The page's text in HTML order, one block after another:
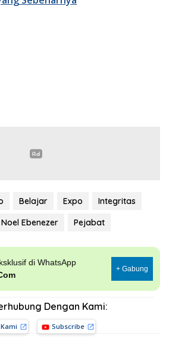
Belajar Expo
Integritas
Noel Ebenezer Pejabat
di WhatsApp
+ Gabung
Dengan Kami:
Subscribe